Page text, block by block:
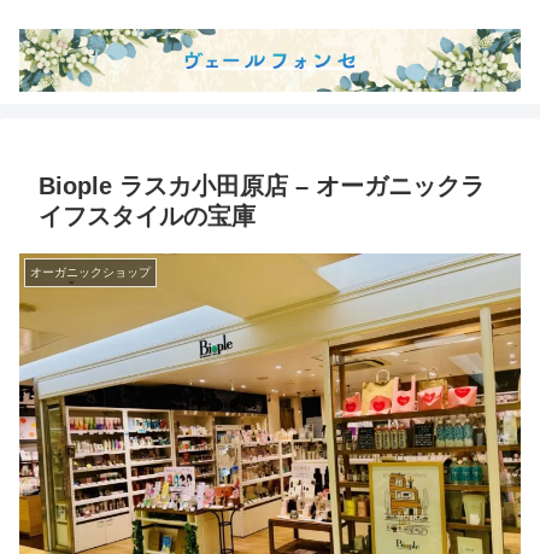
Biople ラスカ小田原店 – オーガニックラ
イフスタイルの宝庫
オーガニックショップ